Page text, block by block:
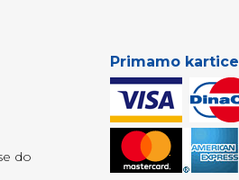
do
Primamo kartice